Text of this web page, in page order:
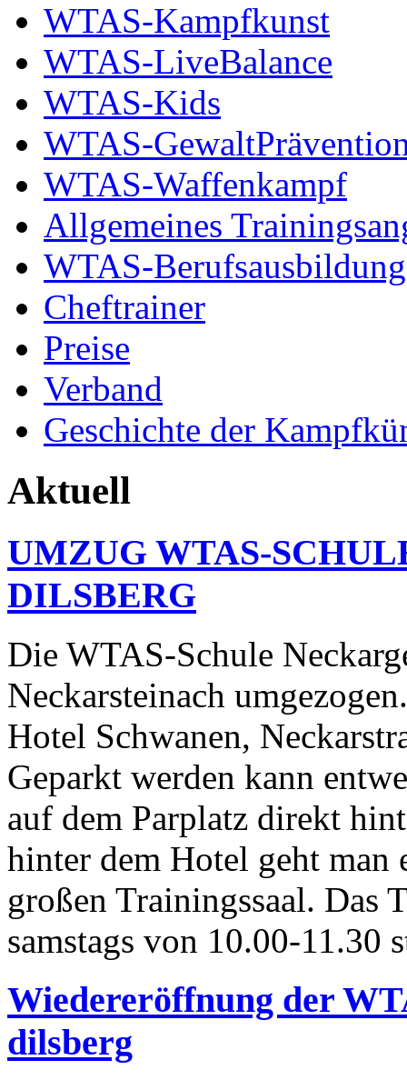
WTAS-Kampfkunst
WTAS-LiveBalance
WTAS-Kids
WTAS-
WTAS-Waffenkampf
Allgemeines
WTAS-
Cheftrainer
Preise
Verband
Geschichte der
Aktuell
UMZUG WTAS-
DILSBERG
Die WTAS-Schule
Neckarsteinach
Hotel Schwanen,
Geparkt werden kann
auf dem Parplatz direkt
hinter dem Hotel geht
großen Trainingssaal.
samstags von 10.00-11.30
Wiedereröffnung der
dilsberg